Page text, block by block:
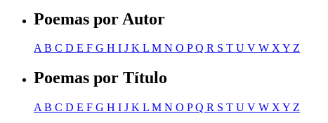
Poemas por Autor
AB C D E F G H I J K L M N O PQ R S T U V W XY Z
Poemas por Título
A B C D E F G H I J K L M N O PQ R S T U V W X Y Z